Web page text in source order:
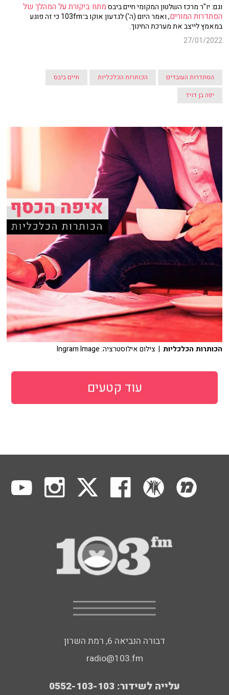
וגם: יו"ר מרכז השלטון המקומי חיים ביבסמתח ביקורת על המהלך של
הסתדרות המורים
, ואמר היום (ה') לגדעון אוקו ב־103fm כי זה פוגע
במאמץ לייצב את מערכת החינוך.
27/01/2022
הסתדרות העובדים הכותרות הכלכליות
חיים ביבס
יפה בן דויד
הכותרות הכלכליות | צילום אילוסטרציה: Ingram Image
עוד קטעים
דבורה הנביאה 6, רמת השרון
radio@103.fm
עלייה לשידור: 0552-103-103